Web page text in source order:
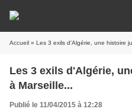
Accueil » Les 3 exils d'Algérie, une histoire
Les 3 exils d'Algérie,
à Marseille...
Publié le 11/04/2015 à 12:28